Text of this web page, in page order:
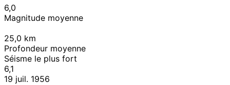
6,0
Magnitude moyenne
25,0 km
Profondeur moyenne
Séisme le plus fort
6,1
19 juil. 1956